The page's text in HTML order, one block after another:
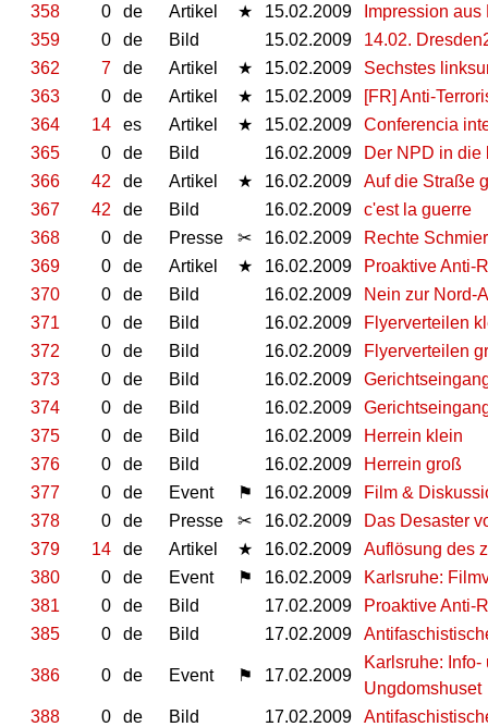
358
0 de Artikel ★ 15.02.2009
Impression
359
0 de Bild 15.02.2009
14.02.
362
7 de Artikel ★ 15.02.2009
Sechstes
363
0 de Artikel ★ 15.02.2009
[FR] Anti-
364
14 es Artikel ★ 15.02.2009
Conferencia
365
0 de Bild 16.02.2009
Der NPD in die
366
42 de Artikel ★ 16.02.2009
Auf die Straße
367
42 de Bild 16.02.2009
c'est la guerre
368
0 de Presse ✂ 16.02.2009
Rechte
369
0 de Artikel ★ 16.02.2009
Proaktive Anti-
370
0 de Bild 16.02.2009
Nein zur Nord-
371
0 de Bild 16.02.2009
Flyerverteilen
372
0 de Bild 16.02.2009
Flyerverteilen
373
0 de Bild 16.02.2009
374
0 de Bild 16.02.2009
375
0 de Bild 16.02.2009
Herrein klein
376
0 de Bild 16.02.2009
Herrein groß
377
0 de Event ⚑ 16.02.2009
Film &
378
0 de Presse ✂ 16.02.2009
Das Desaster
379
14 de Artikel ★ 16.02.2009
Auflösung des
380
0 de Event ⚑ 16.02.2009
Karlsruhe:
381
0 de Bild 17.02.2009
Proaktive Anti-
385
0 de Bild 17.02.2009
386 0 de Event ⚑ 17.02.2009
Karlsruhe:
Ungdomshuset
388
0 de Bild 17.02.2009